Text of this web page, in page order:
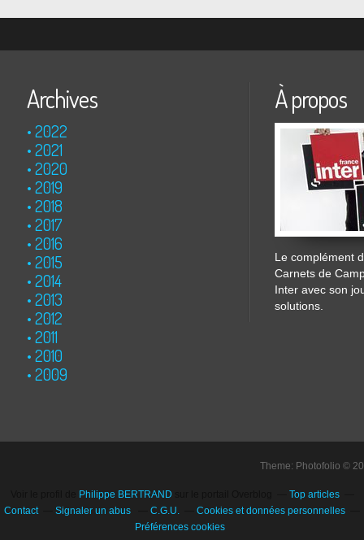
Archives
2022
2021
2020
2019
2018
2017
2016
2015
2014
2013
2012
2011
2010
2009
À propos
Le complément
Carnets de
Inter avec son
solutions.
Theme: Photofolio ©
Philippe BERTRAND
Top articles
Contact
Signaler un abus C.G.U.
Cookies et données personnelles
Préférences cookies